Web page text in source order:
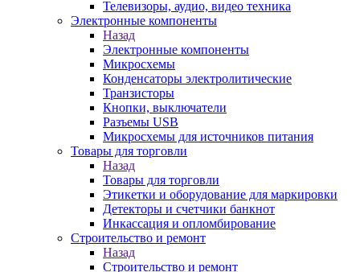
Телевизоры, аудио, видео техника
Электронные компоненты
Назад
Электронные компоненты
Микросхемы
Конденсаторы электролитические
Транзисторы
Кнопки, выключатели
Разъемы USB
Микросхемы для источников питания
Товары для торговли
Назад
Товары для торговли
Этикетки и оборудование для маркировки
Детекторы и счетчики банкнот
Инкассация и опломбирование
Строительство и ремонт
Назад
Строительство и ремонт